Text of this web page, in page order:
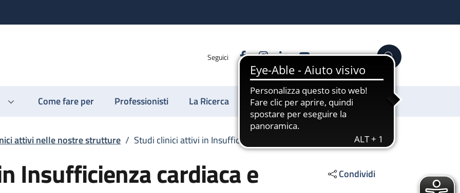
Seguici FacebookInstagram
LinkedinYouTube Cerca
Come fare per Professionisti La Ricerca Sostienici
attivi nelle nostre strutture / Studi clinici attivi in Insufficienza cardiaca e trapianti
Insufficienza cardiaca e Condividi